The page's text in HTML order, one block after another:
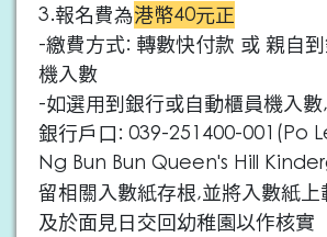
3.報名費為港幣40元正
-繳費方式: 轉數快付款 或 親自
機入數
-如選用到銀行或自動櫃員機入
銀行戶口: 039-251400-001(Po
Ng Bun Bun Queen's Hill
留相關入數紙存根,並將入數紙上
及於面見日交回幼稚園以作核實